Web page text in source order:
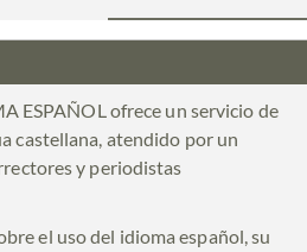
ESPAÑOL ofrece un servicio de
castellana, atendido por un
y periodistas
el uso del idioma español, su